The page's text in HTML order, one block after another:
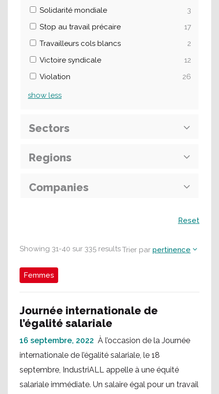
Showing 31-40 sur 335 resultsTrier par pertinence
Femmes
Journée internationale de
l’égalité salariale
16 septembre, 2022 À l’occasion de la Journée
internationale de l’égalité salariale, le 18
septembre, IndustriALL appelle à une équité
salariale immédiate. Un salaire égal pour un travail
Solidarité mondiale
3
Stop au travail précaire
17
Travailleurs cols blancs
2
Victoire syndicale
12
Violation
26
show less
Sectors
Regions
Companies
Reset